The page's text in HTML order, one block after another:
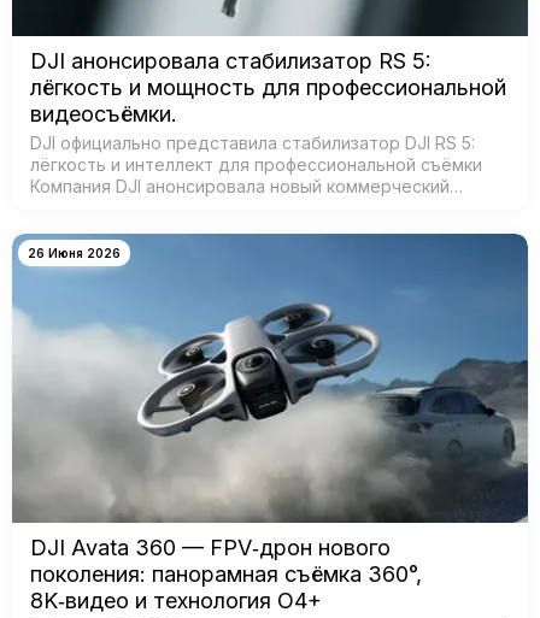
DJI анонсировала стабилизатор RS 5:
лёгкость и мощность для профессиональной
видеосъёмки.
DJI официально представила стабилизатор DJI RS 5:
лёгкость и интеллект для профессиональной съёмки
Компания DJI анонсировала новый коммерческий
масштабным обновлением ключевых систе…
26 Июня 2026
DJI Avata 360 — FPV‑дрон нового
поколения: панорамная съёмка 360°,
8K‑видео и технология O4+